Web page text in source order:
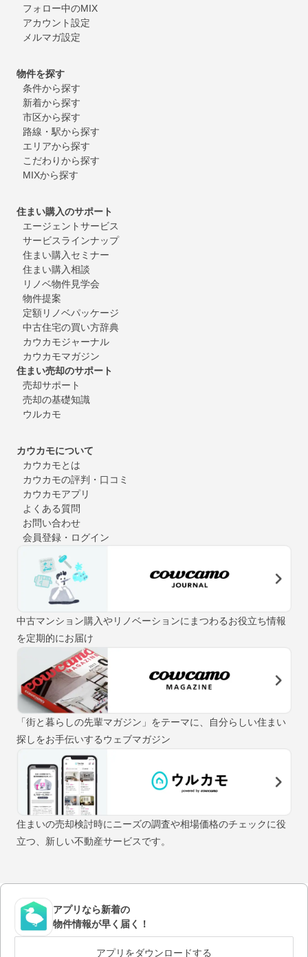
フォロー中のMIX
アカウント設定
メルマガ設定
物件を探す
条件から探す
新着から探す
市区から探す
路線・駅から探す
エリアから探す
こだわりから探す
MIXから探す
住まい購入のサポート
エージェントサービス
サービスラインナップ
住まい購入セミナー
住まい購入相談
リノベ物件見学会
物件提案
定額リノベパッケージ
中古住宅の買い方辞典
カウカモジャーナル
カウカモマガジン
住まい売却のサポート
売却サポート
売却の基礎知識
ウルカモ
カウカモについて
カウカモとは
カウカモの評判・口コミ
カウカモアプリ
よくある質問
お問い合わせ
会員登録・ログイン
中古マンション購入やリノベーションにまつわるお役立ち情報
を定期的にお届け
「街と暮らしの先輩マガジン」をテーマに、自分らしい住まい
探しをお手伝いするウェブマガジン
住まいの売却検討時にニーズの調査や相場価格のチェックに役
立つ、新しい不動産サービスです。
アプリなら新着の
物件情報が早く届く！
アプリをダウンロードする